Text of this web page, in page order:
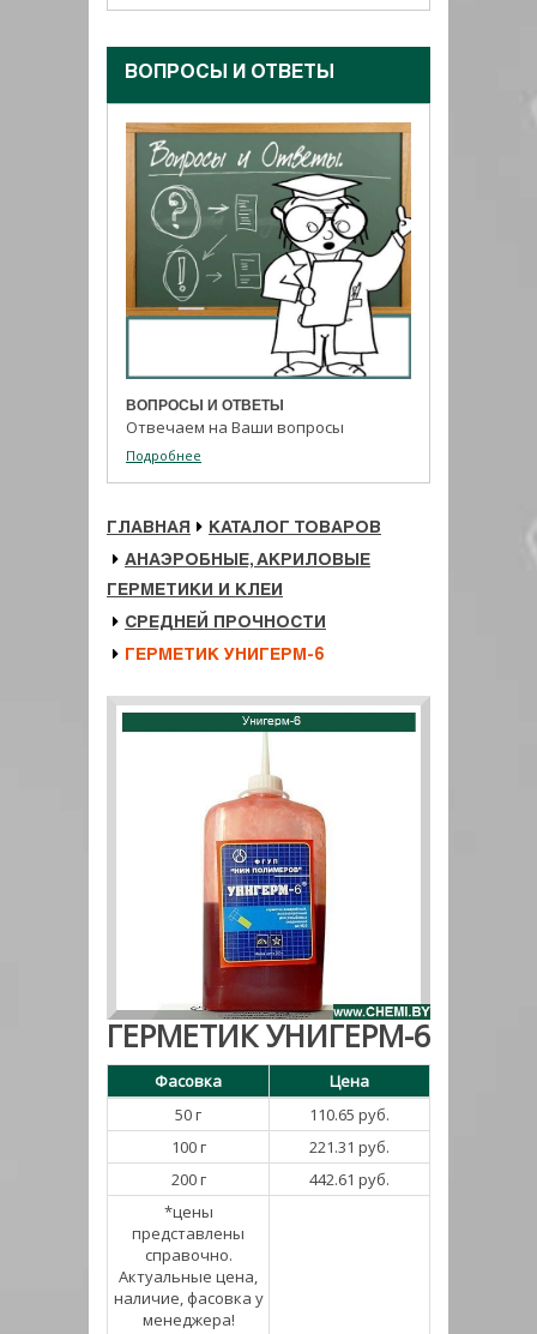
ВОПРОСЫ И ОТВЕТЫ
ВОПРОСЫ И ОТВЕТЫ
Отвечаем на Ваши вопросы
Подробнее
ГЛАВНАЯ
КАТАЛОГ ТОВАРОВ
АНАЭРОБНЫЕ, АКРИЛОВЫЕ
ГЕРМЕТИКИ И КЛЕИ
СРЕДНЕЙ ПРОЧНОСТИ
ГЕРМЕТИК УНИГЕРМ-6
ГЕРМЕТИК УНИГЕРМ-6
Фасовка
Цена
50 г
110.65 руб.
100 г
221.31 руб.
200 г
442.61 руб.
*цены
представлены
справочно.
Актуальные цена,
наличие, фасовка у
менеджера!